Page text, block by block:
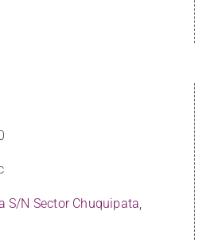
S/N Sector Chuquipata,